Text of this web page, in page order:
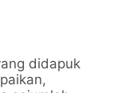
didapuk